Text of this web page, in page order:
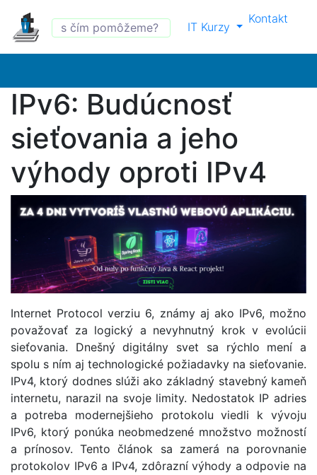
IT Kurzy
Kontakt
IPv6: Budúcnosť
sieťovania a jeho
výhody oproti IPv4
Internet Protocol verziu 6, známy aj ako IPv6, možno
považovať za logický a nevyhnutný krok v evolúcii
sieťovania. Dnešný digitálny svet sa rýchlo mení a
spolu s ním aj technologické požiadavky na sieťovanie.
IPv4, ktorý dodnes slúži ako základný stavebný kameň
internetu, narazil na svoje limity. Nedostatok IP adries
a potreba modernejšieho protokolu viedli k vývoju
IPv6, ktorý ponúka neobmedzené množstvo možností
a prínosov. Tento článok sa zamerá na porovnanie
protokolov IPv6 a IPv4, zdôrazní výhody a odpovie na